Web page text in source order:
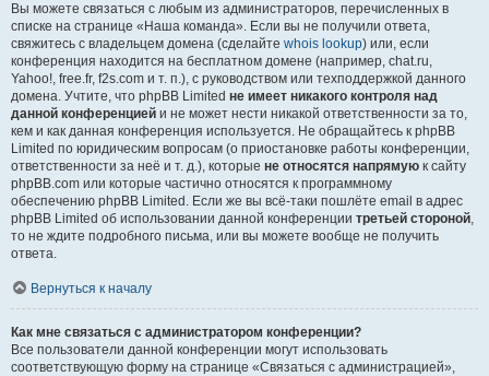
Вы можете связаться с любым из администраторов, перечисленных в
списке на странице «Наша команда». Если вы не получили ответа,
свяжитесь с владельцем домена (сделайте whois lookup) или, если
конференция находится на бесплатном домене (например, chat.ru,
Yahoo!, free.fr, f2s.com и т. п.), с руководством или техподдержкой данного
домена. Учтите, что phpBB Limited не имеет никакого контроля над
данной конференцией и не может нести никакой ответственности за то,
кем и как данная конференция используется. Не обращайтесь к phpBB
Limited по юридическим вопросам (о приостановке работы конференции,
ответственности за неё и т. д.), которые не относятся напрямую к сайту
phpBB.com или которые частично относятся к программному
обеспечению phpBB Limited. Если же вы всё-таки пошлёте email в адрес
phpBB Limited об использовании данной конференции третьей стороной,
то не ждите подробного письма, или вы можете вообще не получить
ответа.
Вернуться к началу
Как мне связаться с администратором конференции?
Все пользователи данной конференции могут использовать
соответствующую форму на странице «Связаться с администрацией»,